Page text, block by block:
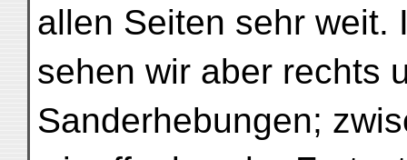
allen Seiten sehr weit.
sehen wir aber rechts
Sanderhebungen;